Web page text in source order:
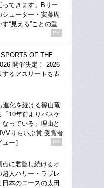
ってきます」Bリー
シューター・安藤周
す“見える”ことの重
PR
SPORTS OF THE
開催決定！ 2026
するアスリートを表
進化を続ける篠山竜
「10年前よりバスケ
なっている」理由と
りらいぶ賞 受賞者
ー］
PR
点に君臨し続けるオ
超人ハリー・ラブレ
日本のエースの太田